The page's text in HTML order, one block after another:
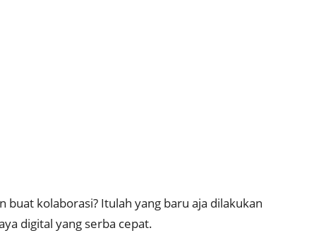
kolaborasi? Itulah yang baru aja dilakukan
digital yang serba cepat.